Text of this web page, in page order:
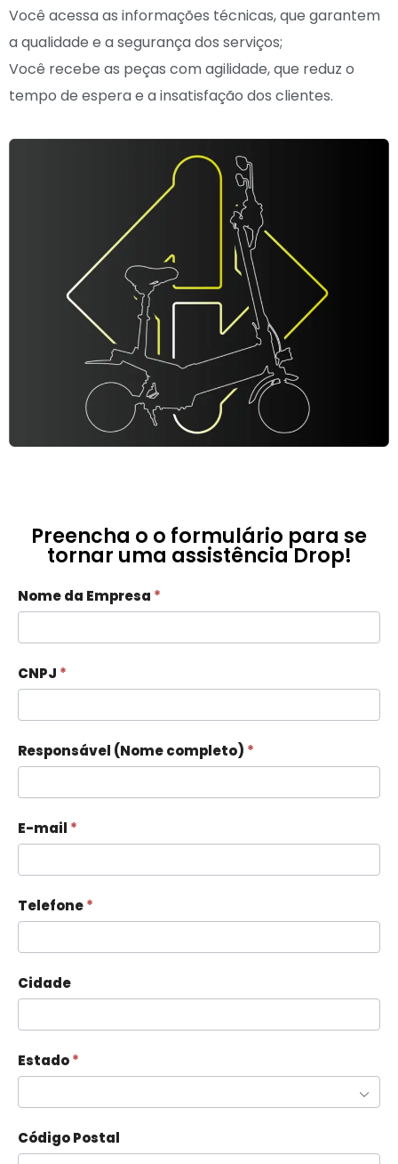
Você acessa as informações técnicas, que garantem
a qualidade e a segurança dos serviços;
Você recebe as peças com agilidade, que reduz o
tempo de espera e a insatisfação dos clientes.
Preencha o o formulário para se
tornar uma assistência Drop!
SEJA
UMA
DROP
Nome da Empresa *
CNPJ *
Responsável (Nome completo) *
E-mail *
Telefone*
Cidade
Estado*
Código Postal